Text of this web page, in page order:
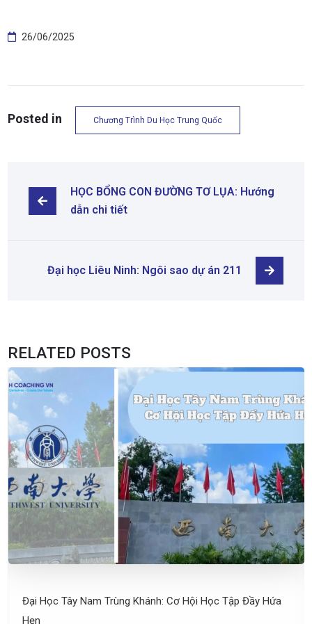
26/06/2025
Posted in Chương Trình Du Học Trung Quốc
HỌC BỔNG CON ĐƯỜNG TƠ LỤA: Hướng
dẫn chi tiết
Đại học Liêu Ninh: Ngôi sao dự án 211
RELATED POSTS
Đại Học Tây Nam Trùng Khánh: Cơ Hội Học Tập Đầy Hứa
Hẹn